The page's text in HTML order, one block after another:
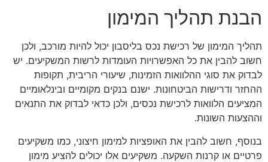
הבנת תהליך המימון
תהליך המימון של רכישת נכס בליסבון יכול להיות מורכב, ולכן
חשוב להבין את כל האפשרויות העומדות לרשות המשקיעים. יש
לבדוק את סוגי ההלוואות הזמינות, שיעורי הריבית, תקופות
ההחזר ודרישות הביטחונות. ישנם בנקים מקומיים ובינלאומיים
המציעים הלוואות לרכישת נכסים, ולכן כדאי לבדוק את התנאים
וההצעות השונות.
בנוסף, חשוב להבין את האופציות למימון חיצוני, כמו משקיעים
פרטיים או קרנות השקעה. משקיעים אלו יכולים להציע מימון